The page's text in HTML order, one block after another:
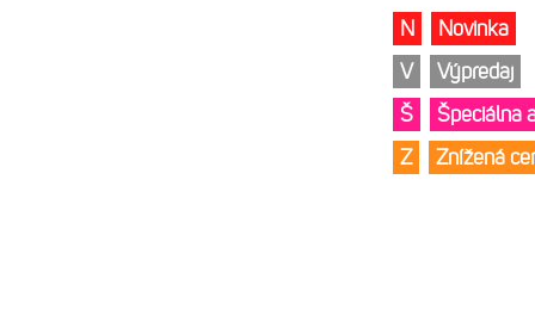
N
Novinka
V
Výpredaj
Š
Špeciálna
Z
Znížená